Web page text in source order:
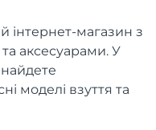
інтернет-магазин з
аксесуарами. У
моделі взуття та